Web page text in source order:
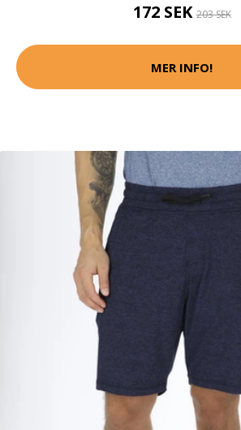
172 SEK203 SEK
MER INFO!